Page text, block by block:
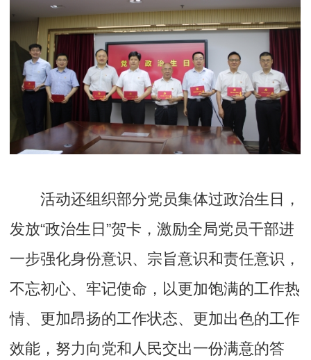
活动还组织部分党员集体过政治生日，
发放“政治生日”贺卡，激励全局党员干部进
一步强化身份意识、宗旨意识和责任意识，
不忘初心、牢记使命，以更加饱满的工作热
情、更加昂扬的工作状态、更加出色的工作
效能，努力向党和人民交出一份满意的答